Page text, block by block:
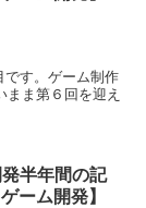
です。ゲーム制作
ま第６回を迎え
半年間の記
ーム開発】